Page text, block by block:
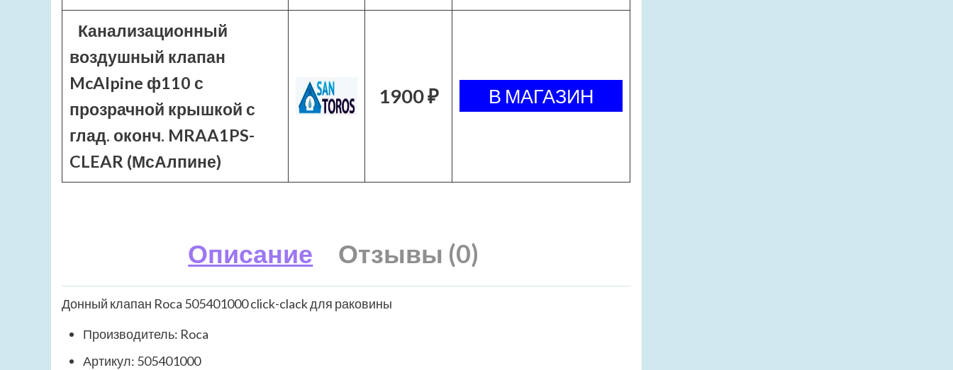
Канализационный
воздушный клапан
McAlpine ф110 с
прозрачной крышкой с
глад. оконч. MRAA1PS-
CLEAR (МсАлпине)
1900 ₽
Описание Отзывы (0)
Донный клапан Roca 505401000 click-clack для раковины
Производитель: Roca
Артикул: 505401000